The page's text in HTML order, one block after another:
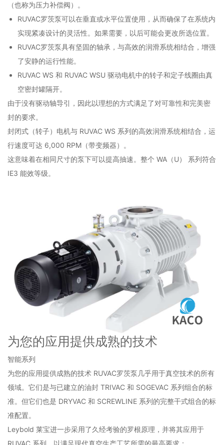
（也称为压力补偿阀）。
RUVAC罗茨泵可以在垂直或水平位置使用，从而确保了在系统内
实现紧凑设计的灵活性。如果需要，以后可能会更改所选位置。
RUVAC罗茨泵具有坚固的轴承，与高效的润滑系统相结合，增强
了安静的运行性能。
RUVAC WS 和 RUVAC WSU 驱动电机中的转子和定子线圈由真
空密封罐隔开。
由于没有驱动轴导引，因此以理想的方式满足了对可靠性和完美密
封的要求。
封闭式（转子）电机与 RUVAC WS 系列的高效润滑系统相结合，运
行速度可达 6,000 RPM（带变频器）。
这意味着在相同尺寸的泵下可以提高抽速。整个 WA（U） 系列符合
IE3 能效等级。
为您的应用提供成熟的技术
智能系列
为您的应用提供成熟的技术 RUVAC罗茨泵几乎用于真空技术的所有
领域。它们是与已建立的油封 TRIVAC 和 SOGEVAC 系列组合的标
准。但它们也是 DRYVAC 和 SCREWLINE 系列的完整干式组合的标
准配置。
Leybold 莱宝进一步采用了久经考验的罗根原理，并将其应用于
RUVAC 系列，以满足现代真空生产工艺所需的最高要求：